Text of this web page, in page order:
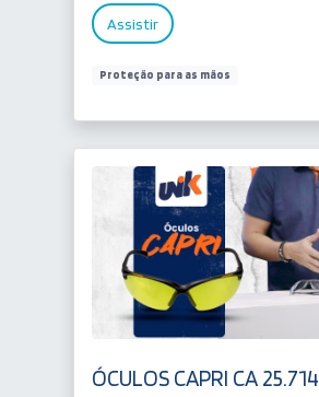
Assistir
Proteção para as mãos
ÓCULOS CAPRI CA 25.714